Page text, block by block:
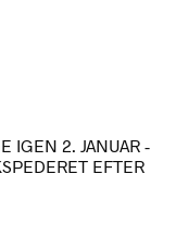
IGEN 2. JANUAR -
EFTER